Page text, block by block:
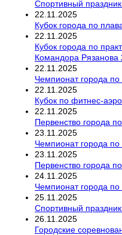
Спортивный
22 11 2025
Кубок города по
22 11 2025
Кубок города по
Командора Рязанова
22 11 2025
Чемпионат города
22 11 2025
Кубок по фитнес-
22 11 2025
Первенство города
23 11 2025
Чемпионат города
23 11 2025
Первенство города
24 11 2025
Чемпионат города по
25 11 2025
Спортивный
26 11 2025
Городские